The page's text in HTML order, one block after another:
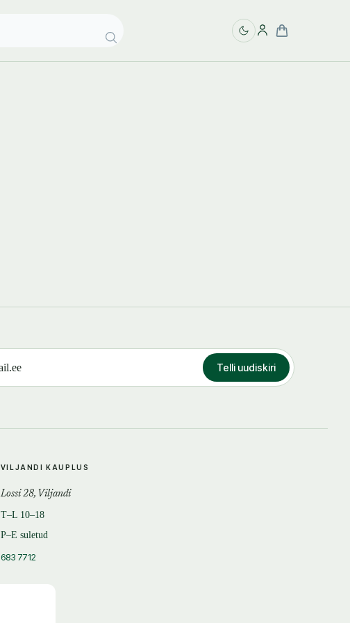
Telli uudiskiri
VILJANDI KAUPLUS
Lossi 28, Viljandi
T–L 10–18
P–E suletud
683 7712